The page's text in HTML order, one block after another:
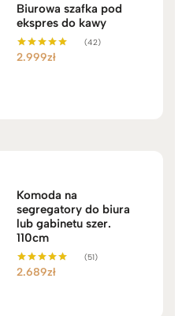
Biurowa szafka pod
ekspres do kawy
Oceniono
(42)
2.999zł
Komoda na
segregatory do biura
lub gabinetu szer.
110cm
Oceniono
(51)
2.689zł